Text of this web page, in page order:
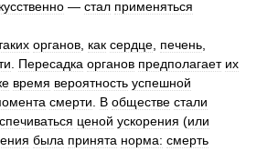
— стал применяться
органов как сердце печень
Пересадка органов предполагает их
время вероятность успешной
смерти В обществе стали
ценой ускорения (или
была принята норма: смерть